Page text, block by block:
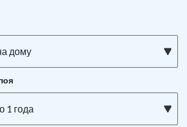
дому
1 года